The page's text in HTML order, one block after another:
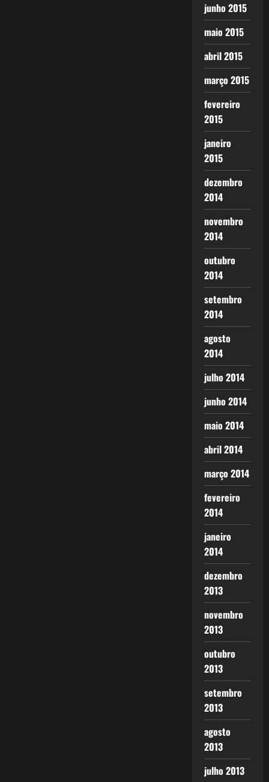
junho 2015
maio 2015
abril 2015
março 2015
fevereiro
2015
janeiro
2015
dezembro
2014
novembro
2014
outubro
2014
setembro
2014
agosto
2014
julho 2014
junho 2014
maio 2014
abril 2014
março 2014
fevereiro
2014
janeiro
2014
dezembro
2013
novembro
2013
outubro
2013
setembro
2013
agosto
2013
julho 2013